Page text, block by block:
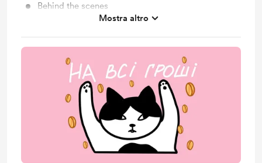
Behind the scenes
Early access
Mostra altro